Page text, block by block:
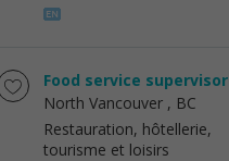
Food service supervisor
North Vancouver , BC
Restauration, hôtellerie,
tourisme et loisirs